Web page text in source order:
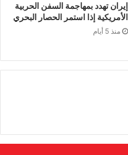
إيران تهدد بمهاجمة السفن الحربية
الأمريكية إذا استمر الحصار البحري
منذ 5 أيام